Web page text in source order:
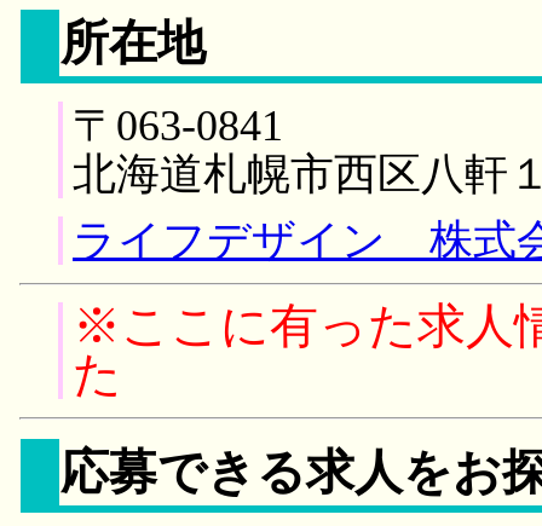
所在地
〒063-0841
北海道札幌市西区八軒
ライフデザイン 株式
※ここに有った求人
た
応募できる求人をお